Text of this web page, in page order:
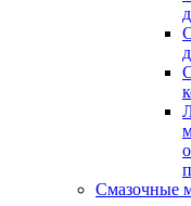
Смазочные